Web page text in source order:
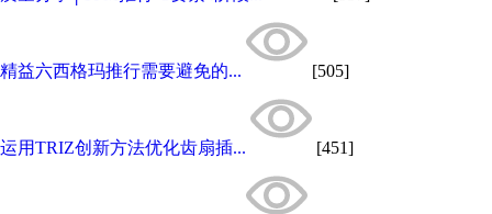
精益六西格玛推行需要避免的... [505]
运用TRIZ创新方法优化齿扇插... [451]